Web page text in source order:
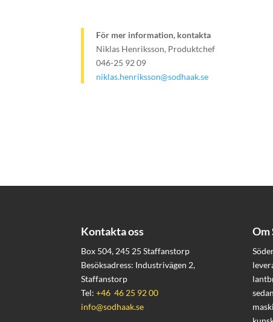
För mer information, kontakta
Niklas Henriksson, Produktchef
046-25 92 09
niklas.henriksson@sodhaak.se
Kontakta oss
Box 504, 245 25 Staffanstorp
Besöksadress: Industrivägen 2,
Staffanstorp
Tel:+46 46 25 92 00
info@sodhaak.se
Om